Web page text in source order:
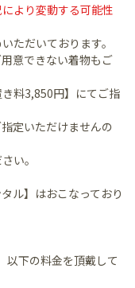
より変動する可能性
ただいております。
意できない着物もご
料3,850円】にてご指
定いただけませんの
い。
ル】はおこなっており
以下の料金を頂戴して